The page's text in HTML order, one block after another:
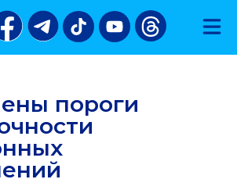
пороги